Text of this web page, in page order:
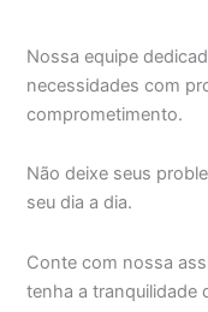
Nossa equipe
necessidades com
comprometimento.
Não deixe seus
seu dia a dia.
Conte com nossa
tenha a tranquilidade